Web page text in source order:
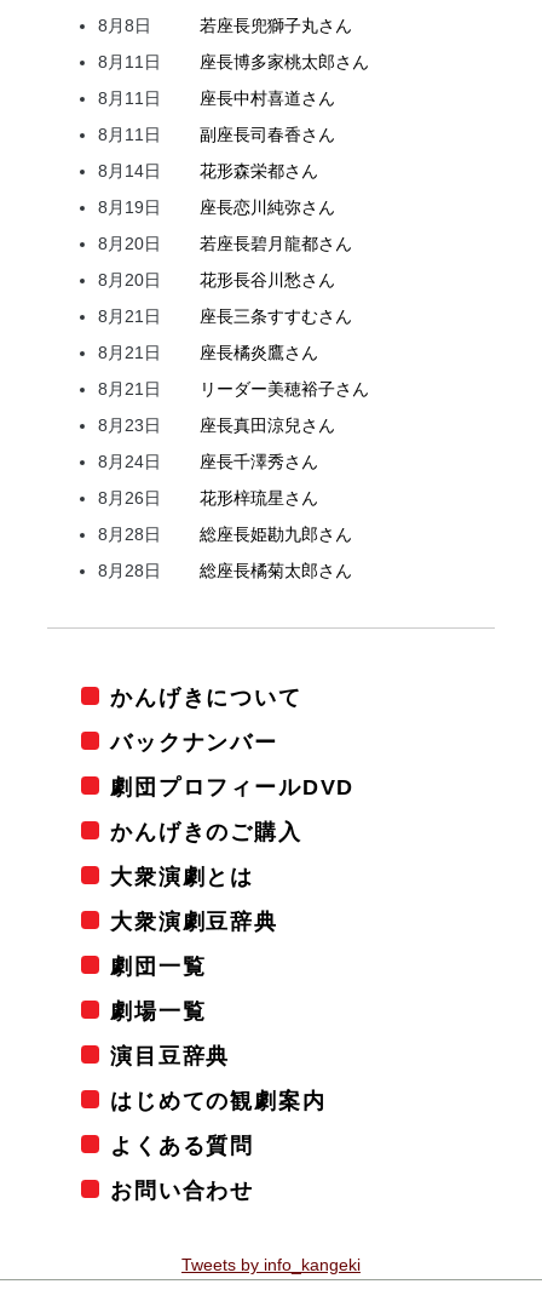
8月8日
若座長兜獅子丸さん
8月11日
座長博多家桃太郎さん
8月11日
座長中村喜道さん
8月11日
副座長司春香さん
8月14日
花形森栄都さん
8月19日
座長恋川純弥さん
8月20日
若座長碧月龍都さん
8月20日
花形長谷川愁さん
8月21日
座長三条すすむさん
8月21日
座長橘炎鷹さん
8月21日
リーダー美穂裕子さん
8月23日
座長真田涼兒さん
8月24日
座長千澤秀さん
8月26日
花形梓琉星さん
8月28日
総座長姫勘九郎さん
8月28日
総座長橘菊太郎さん
かんげきについて
バックナンバー
劇団プロフィールDVD
かんげきのご購入
大衆演劇とは
大衆演劇豆辞典
劇団一覧
劇場一覧
演目豆辞典
はじめての観劇案内
よくある質問
お問い合わせ
Tweets by info_kangeki